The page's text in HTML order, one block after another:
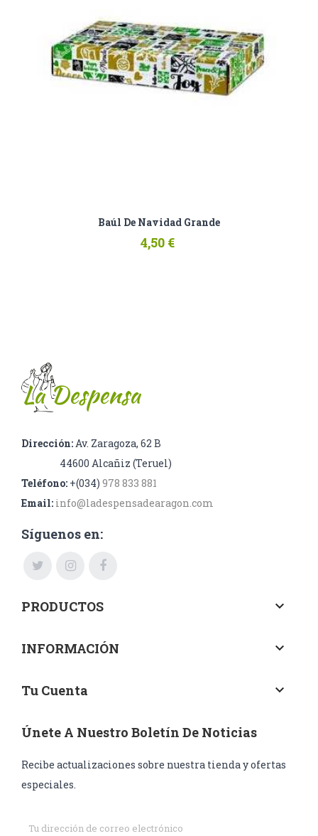
Baúl De Navidad Grande
4,50 €
Dirección: Av. Zaragoza, 62 B
44600 Alcañiz (Teruel)
Teléfono: +(034) 978 833 881
Email: info@ladespensadearagon.com
Síguenos en:
PRODUCTOS keyboard_arrow_down
INFORMACIÓN keyboard_arrow_down
Tu Cuenta keyboard_arrow_down
Únete A Nuestro Boletín De Noticias
Recibe actualizaciones sobre nuestra tienda y ofertas
especiales.